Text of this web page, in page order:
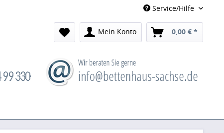
Service/Hilfe
Mein Konto 0,00 € *